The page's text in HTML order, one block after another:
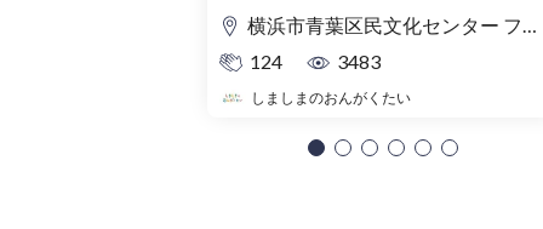
横浜市青葉区民文化センター フィリアホール
124
3483
しましまのおんがくたい